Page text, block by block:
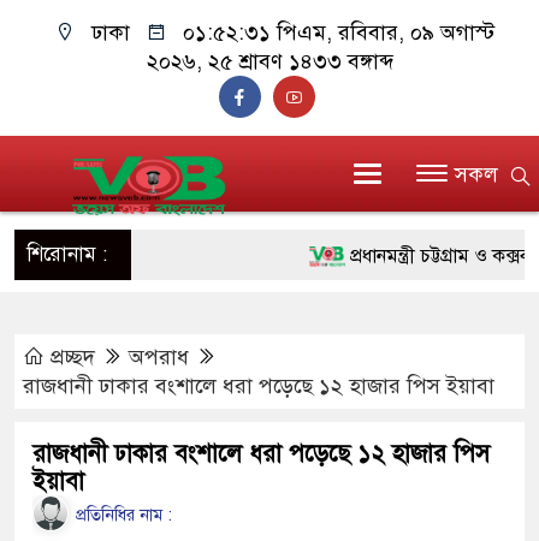
ঢাকা ০১:৫২:৩২ পিএম, রবিবার, ০৯ অগাস্ট
২০২৬, ২৫ শ্রাবণ ১৪৩৩ বঙ্গাব্দ
সকল
শিরোনাম : প্রধানমন্ত্রী চট্টগ্রাম ও
দাঁড়াবে : ডা. জুবাইদা রহমান
প্রচ্ছদ
অপরাধ
রাজধানী ঢাকার বংশালে ধরা পড়েছে ১২ হাজার পিস ইয়াবা
রাজধানী ঢাকার বংশালে ধরা পড়েছে ১২ হাজার পিস
ইয়াবা
প্রতিনিধির নাম :